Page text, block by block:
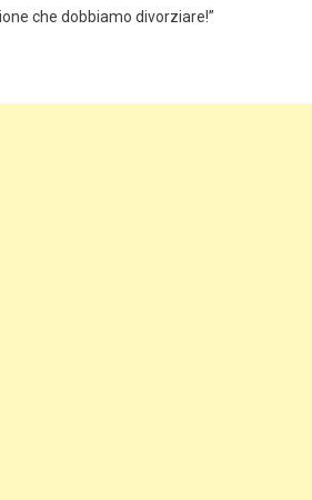
che dobbiamo divorziare!”